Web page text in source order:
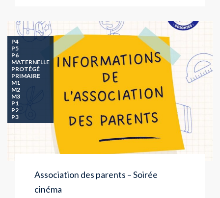
P4
P5
P6
MATERNELLE
PROTÉGÉ
PRIMAIRE
M1
M2
M3
P1
P2
P3
Association des parents – Soirée
cinéma